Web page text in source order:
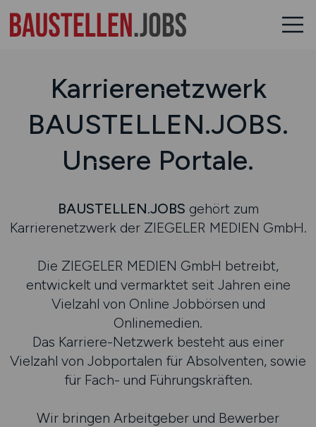
Karrierenetzwerk
BAUSTELLEN.JOBS.
Unsere Portale.
BAUSTELLEN.JOBS gehört zum
Karrierenetzwerk der ZIEGELER MEDIEN GmbH.
Die ZIEGELER MEDIEN GmbH betreibt,
entwickelt und vermarktet seit Jahren eine
Vielzahl von Online Jobbörsen und
Onlinemedien.
Das Karriere-Netzwerk besteht aus einer
Vielzahl von Jobportalen für Absolventen, sowie
für Fach- und Führungskräften.
Wir bringen Arbeitgeber und Bewerber